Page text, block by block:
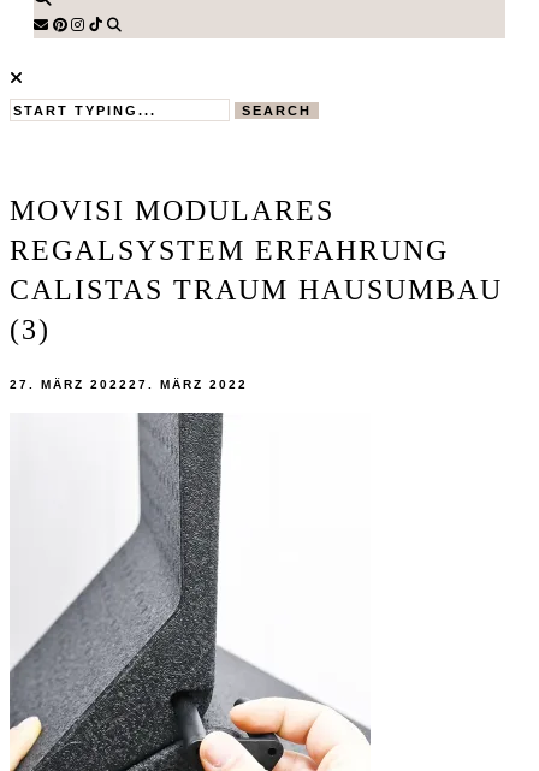
SEARCH
MOVISI MODULARES
REGALSYSTEM ERFAHRUNG
CALISTAS TRAUM HAUSUMBAU
(3)
27. MÄRZ 2022 27. MÄRZ 2022